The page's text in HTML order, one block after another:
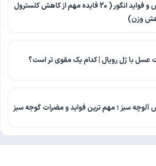
خواص و فواید انگور ( 20 فایده مهم از کاهش کلسترول
وزن)
عسل با ژل رویال | کدام یک مقوی تر است؟
آلوچه سبز ؛ مهم ترین فواید و مضرات گوجه سبز